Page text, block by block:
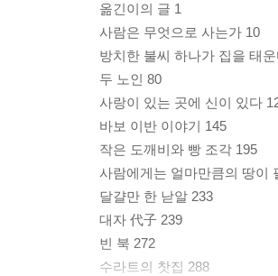
옮긴이의 글 1
사람은 무엇으로 사는가 10
방치한 불씨 하나가 집을 태
두 노인 80
사랑이 있는 곳에 신이 있다
바보 이반 이야기 145
작은 도깨비와 빵 조각 195
사람에게는 얼마만큼의 땅이
달걀만 한 낟알 233
대자 代子 239
빈 북 272
수라트의 찻집 288